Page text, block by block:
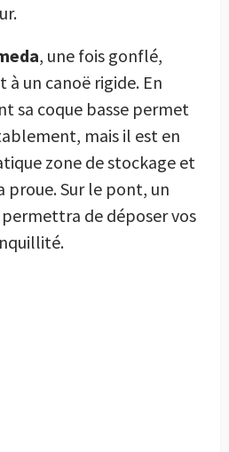
, une fois gonflé,
un canoë rigide. En
sa coque basse permet
mais il est en
zone de stockage et
proue. Sur le pont, un
de déposer vos